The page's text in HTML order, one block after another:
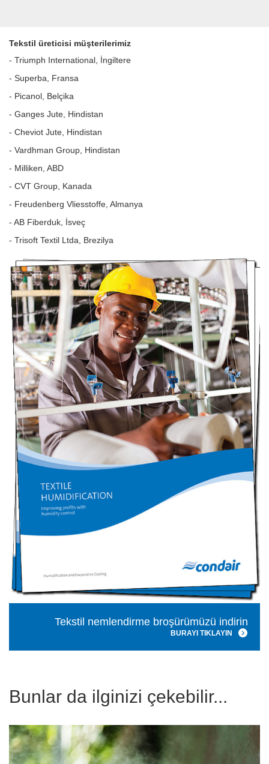
Tekstil üreticisi müşterilerimiz
- Triumph International, İngiltere
- Superba, Fransa
- Picanol, Belçika
- Ganges Jute, Hindistan
- Cheviot Jute, Hindistan
- Vardhman Group, Hindistan
- Milliken, ABD
- CVT Group, Kanada
- Freudenberg Vliesstoffe, Almanya
- AB Fiberduk, İsveç
- Trisoft Textil Ltda, Brezilya
Tekstil nemlendirme broşürümüzü indirin
BURAYI TIKLAYIN
Bunlar da ilginizi çekebilir...